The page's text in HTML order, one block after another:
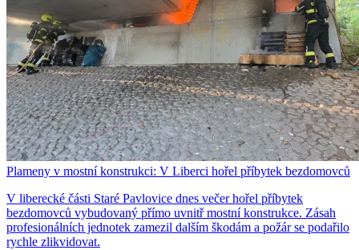
Plameny v mostní konstrukci: V Liberci hořel příbytek bezdomovců
V liberecké části Staré Pavlovice dnes večer hořel příbytek
bezdomovců vybudovaný přímo uvnitř mostní konstrukce. Zásah
profesionálních jednotek zamezil dalším škodám a požár se podařilo
rychle zlikvidovat.